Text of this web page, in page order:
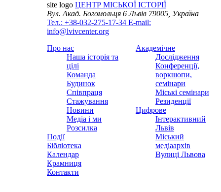
site logo ЦЕНТР МІСЬКОЇ ІСТОРІЇ
Вул. Акад. Богомольця 6Львів 79005, Україна
Тел.: +38-032-275-17-34 E-mail:
info@lvivcenter.org
Про нас
Наша історія та
цілі
Команда
Будинок
Співпраця
Стажування
Новини
Медіа і ми
Розсилка
Події
Бібліотека
Календар
Крамниця
Контакти
Академічне
Дослідження
Конференції,
воркшопи,
семінари
Міські семінари
Резиденції
Цифрове
Інтерактивний
Львів
Міський
медіаархів
Вулиці Львова